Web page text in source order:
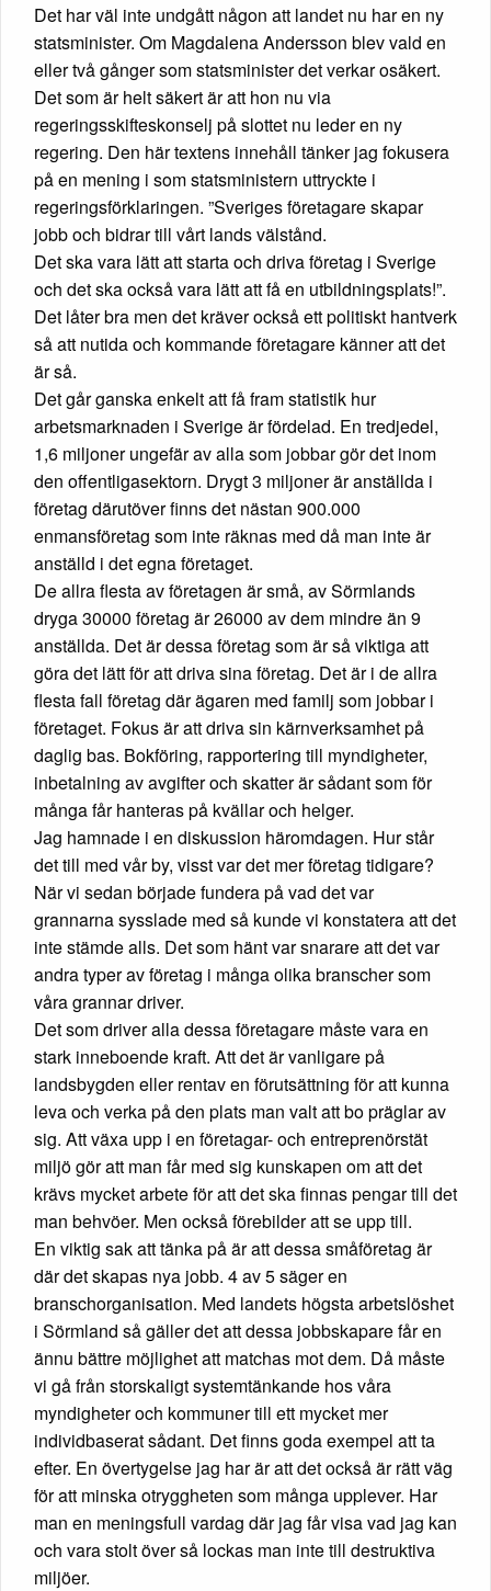
Det har väl inte undgått någon att landet nu har en ny
statsminister. Om Magdalena Andersson blev vald en
eller två gånger som statsminister det verkar osäkert.
Det som är helt säkert är att hon nu via
regeringsskifteskonselj på slottet nu leder en ny
regering. Den här textens innehåll tänker jag fokusera
på en mening i som statsministern uttryckte i
regeringsförklaringen. ”Sveriges företagare skapar
jobb och bidrar till vårt lands välstånd.
Det ska vara lätt att starta och driva företag i Sverige
och det ska också vara lätt att få en utbildningsplats!”.
Det låter bra men det kräver också ett politiskt hantverk
så att nutida och kommande företagare känner att det
är så.
Det går ganska enkelt att få fram statistik hur
arbetsmarknaden i Sverige är fördelad. En tredjedel,
1,6 miljoner ungefär av alla som jobbar gör det inom
den offentligasektorn. Drygt 3 miljoner är anställda i
företag därutöver finns det nästan 900.000
enmansföretag som inte räknas med då man inte är
anställd i det egna företaget.
De allra flesta av företagen är små, av Sörmlands
dryga 30000 företag är 26000 av dem mindre än 9
anställda. Det är dessa företag som är så viktiga att
göra det lätt för att driva sina företag. Det är i de allra
flesta fall företag där ägaren med familj som jobbar i
företaget. Fokus är att driva sin kärnverksamhet på
daglig bas. Bokföring, rapportering till myndigheter,
inbetalning av avgifter och skatter är sådant som för
många får hanteras på kvällar och helger.
Jag hamnade i en diskussion häromdagen. Hur står
det till med vår by, visst var det mer företag tidigare?
När vi sedan började fundera på vad det var
grannarna sysslade med så kunde vi konstatera att det
inte stämde alls. Det som hänt var snarare att det var
andra typer av företag i många olika branscher som
våra grannar driver.
Det som driver alla dessa företagare måste vara en
stark inneboende kraft. Att det är vanligare på
landsbygden eller rentav en förutsättning för att kunna
leva och verka på den plats man valt att bo präglar av
sig. Att växa upp i en företagar- och entreprenörstät
miljö gör att man får med sig kunskapen om att det
krävs mycket arbete för att det ska finnas pengar till det
man behvöer. Men också förebilder att se upp till.
En viktig sak att tänka på är att dessa småföretag är
där det skapas nya jobb. 4 av 5 säger en
branschorganisation. Med landets högsta arbetslöshet
i Sörmland så gäller det att dessa jobbskapare får en
ännu bättre möjlighet att matchas mot dem. Då måste
vi gå från storskaligt systemtänkande hos våra
myndigheter och kommuner till ett mycket mer
individbaserat sådant. Det finns goda exempel att ta
efter. En övertygelse jag har är att det också är rätt väg
för att minska otryggheten som många upplever. Har
man en meningsfull vardag där jag får visa vad jag kan
och vara stolt över så lockas man inte till destruktiva
miljöer.